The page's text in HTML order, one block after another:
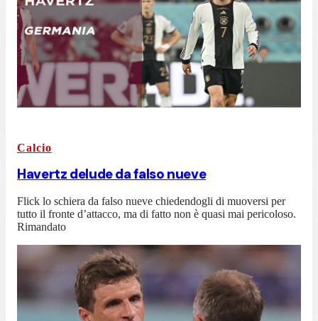
Calcio
Havertz delude da falso nueve
Flick lo schiera da falso nueve chiedendogli di muoversi per
tutto il fronte d’attacco, ma di fatto non è quasi mai pericoloso.
Rimandato